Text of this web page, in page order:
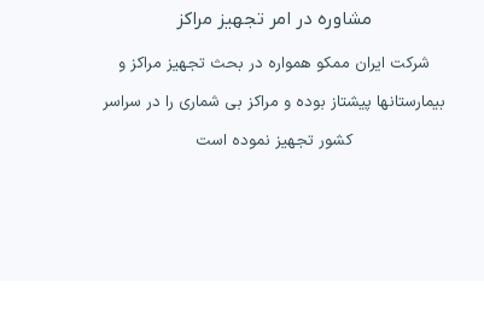
مشاوره در امر تجهیز مراکز
شرکت ایران ممکو همواره در بحث تجهیز مراکز و
بیمارستانها پیشتاز بوده و مراکز بی شماری را در سراسر
کشور تجهیز نموده است